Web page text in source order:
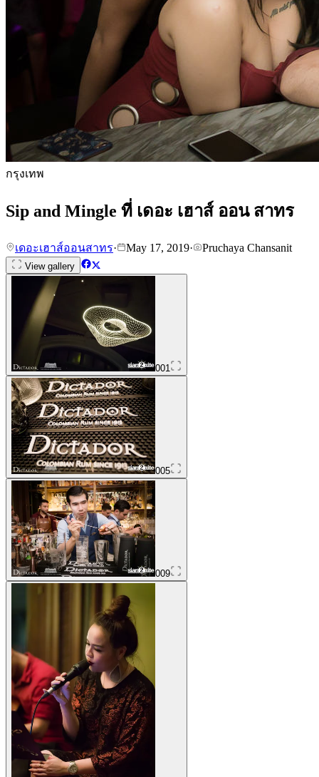
กรุงเทพ
Sip and Mingle ที่ เดอะ เฮาส์ ออน สาทร
เดอะเฮาส์ออนสาทร· May 17, 2019· Pruchaya Chansanit
View gallery
001
005
009